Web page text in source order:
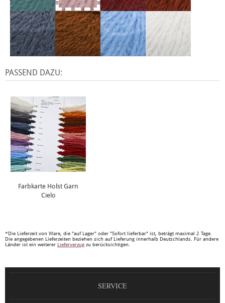
PASSEND DAZU:
Farbkarte Holst Garn
Cielo
*Die Lieferzeit von Ware, die "auf Lager" oder "Sofort lieferbar" ist, beträgt maximal 2 Tage.
Die angegebenen Lieferzeiten beziehen sich auf Lieferung innerhalb Deutschlands. Für andere
Länder ist ein weiterer Lieferverzug zu berücksichtigen.
SERVICE